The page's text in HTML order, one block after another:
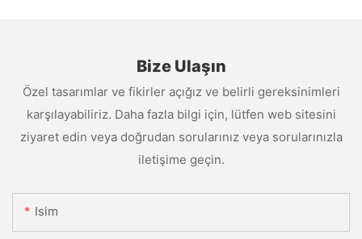
Bize Ulaşın
Özel tasarımlar ve fikirler açığız ve belirli gereksinimleri
karşılayabiliriz. Daha fazla bilgi için, lütfen web sitesini
ziyaret edin veya doğrudan sorularınız veya sorularınızla
iletişime geçin.
Isim